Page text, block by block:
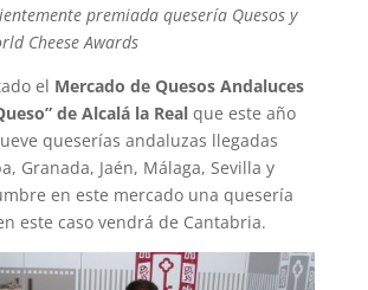
premiada quesería Quesos y
Cheese Awards
el Mercado de Quesos Andaluces
de Alcalá la Realque este año
queserías andaluzas llegadas
Granada, Jaén, Málaga, Sevilla y
en este mercado una quesería
este caso vendrá de Cantabria.